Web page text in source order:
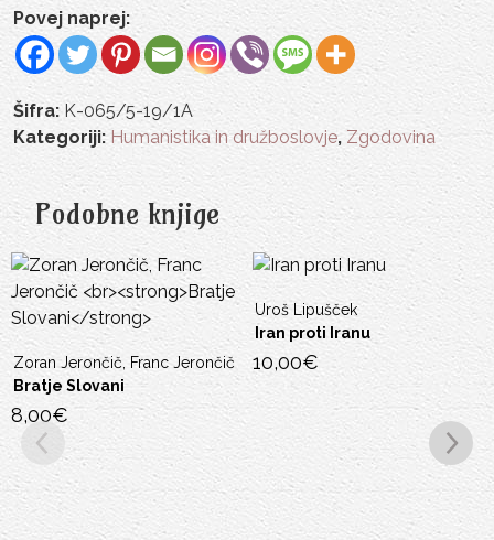
Povej naprej:
Šifra: K-065/5-19/1A
Kategoriji: Humanistika in družboslovje, Zgodovina
Podobne knjige
Zoran Jerončič, Franc Jerončič
Bratje Slovani
8,00€
Uroš Lipušček
Iran proti Iranu
10,00€